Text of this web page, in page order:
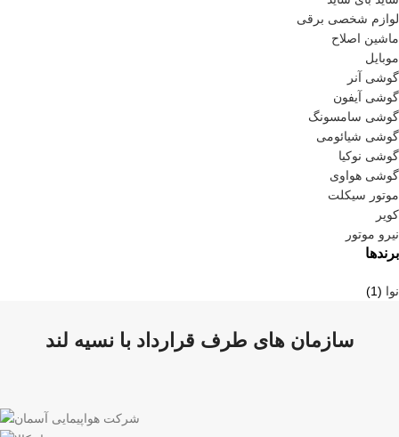
لوازم شخصی برقی
ماشین اصلاح
موبایل
گوشی آنر
گوشی آیفون
گوشی سامسونگ
گوشی شیائومی
گوشی نوکیا
گوشی هواوی
موتور سیکلت
کویر
نیرو موتور
برندها
نوا (1)
سازمان های طرف قرارداد با نسیه لند